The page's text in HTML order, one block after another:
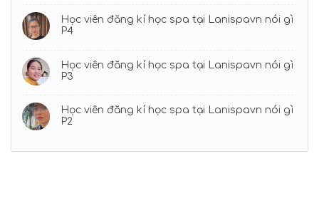
Học viên đăng kí học spa tại Lanispavn nói gì
P4
Học viên đăng kí học spa tại Lanispavn nói gì
P3
Học viên đăng kí học spa tại Lanispavn nói gì
P2